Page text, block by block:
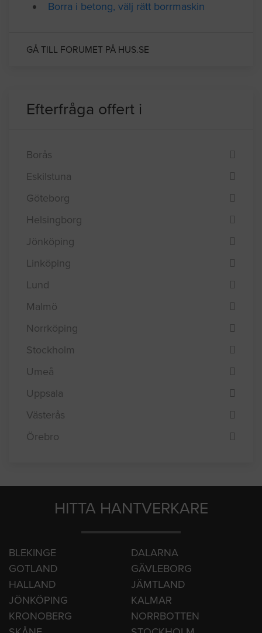
Relaterade forumtrådar
Borra i betong, välj rätt borrmaskin
Efterfråga offert i
Borås
Eskilstuna
Göteborg
Helsingborg
Jönköping
Linköping
Lund
Malmö
Norrköping
Stockholm
Umeå
Uppsala
Örebro
HITTA HANTVERKARE
BLEKINGE
DALARNA
GOTLAND
GÄVLEBORG